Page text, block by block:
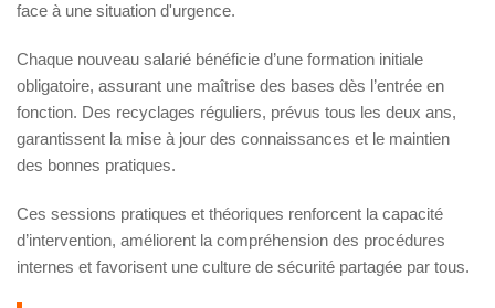
face à une situation d'urgence.
Chaque nouveau salarié bénéficie d’une formation initiale
obligatoire, assurant une maîtrise des bases dès l’entrée en
fonction. Des recyclages réguliers, prévus tous les deux ans,
garantissent la mise à jour des connaissances et le maintien
des bonnes pratiques.
Ces sessions pratiques et théoriques renforcent la capacité
d’intervention, améliorent la compréhension des procédures
internes et favorisent une culture de sécurité partagée par tous.